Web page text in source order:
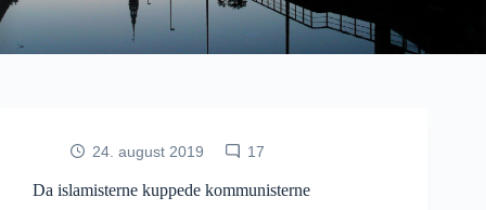
24. august 2019 17
Da islamisterne kuppede kommunisterne